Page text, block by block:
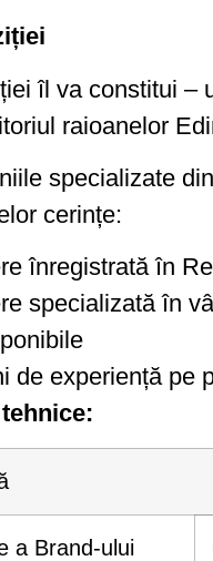
îl va constitui –
raioanelor
specializate
cerințe:
înregistrată în
specializată în
de experiență pe
a Brand-ului